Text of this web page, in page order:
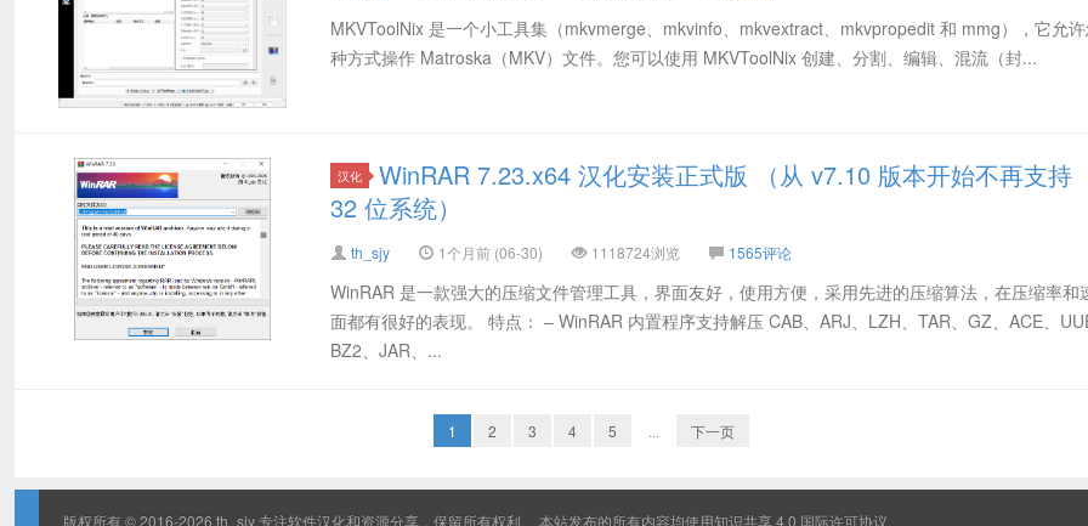
MKVToolNix 是一个小工具集（mkvmerge、mkvinfo、mkvextract、mkvpropedit 和 mmg），它允
种方式操作 Matroska（MKV）文件。您可以使用 MKVToolNix 创建、分割、编辑、混流（封...
汉化
WinRAR 7.23.x64 汉化安装正式版 （从 v7.10 版本开始不再支持
32 位系统）
th_sjy 1个月前 (06-30) 1118724浏览 1565评论
WinRAR 是一款强大的压缩文件管理工具，界面友好，使用方便，采用先进的压缩算法，在压缩率和
面都有很好的表现。 特点： – WinRAR 内置程序支持解压 CAB、ARJ、LZH、TAR、GZ、ACE、UUE
BZ2、JAR、...
1 2 3 4 5 下一页
版权所有 © 2016-2026 th_sjy 专注软件汉化和资源分享， 保留所有权利. 本站发布的所有内容均使用知识共享 4.0 国际许可协议